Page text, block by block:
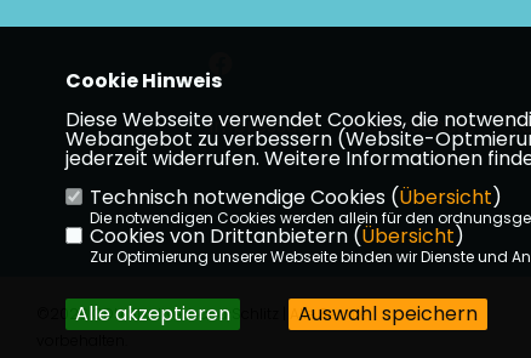
Impressum Datenschutz
©2026 CDU Stadtverband Schlitz | Alle Rechte
Cookie Hinweis
Diese Webseite verwendet Cookies, die
Webangebot zu verbessern (Website-
jederzeit widerrufen. Weitere Informationen
Technisch notwendige Cookies (Übersicht)
Die notwendigen Cookies werden allein für den
Cookies von Drittanbietern (Übersicht)
Zur Optimierung unserer Webseite binden wir Dienste und
Alle akzeptieren Auswahl speichern